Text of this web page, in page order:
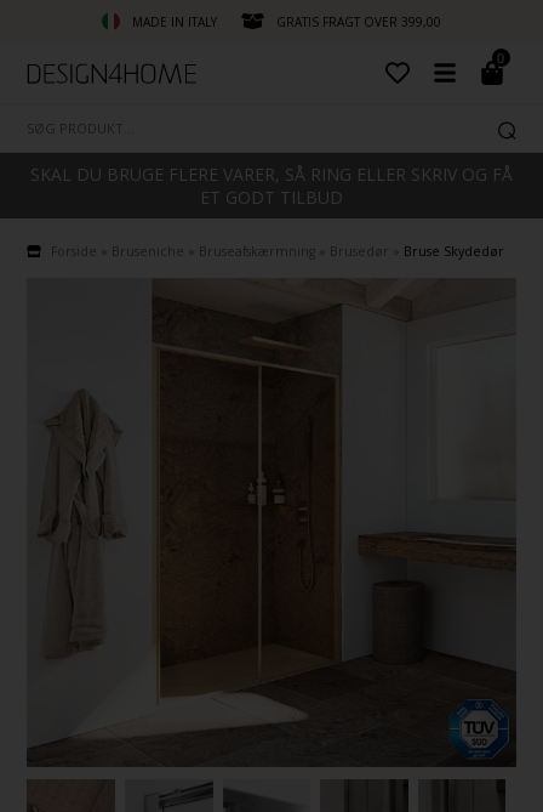
MADE IN ITALY GRATIS FRAGT OVER 399,00
0
SKAL DU BRUGE FLERE VARER, SÅ RING ELLER SKRIV OG FÅ
ET GODT TILBUD
Forside Bruseniche Bruseafskærmning Brusedør Bruse Skydedør